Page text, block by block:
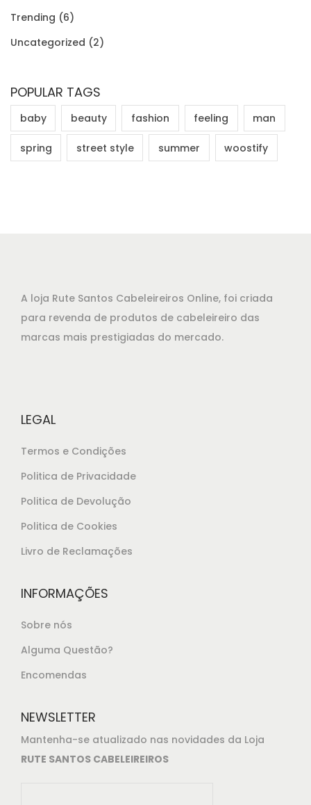
Trending (6)
Uncategorized (2)
POPULAR TAGS
baby beauty fashion feeling man
spring street style summer woostify
A loja Rute Santos Cabeleireiros Online, foi criada
para revenda de produtos de cabeleireiro das
marcas mais prestigiadas do mercado.
LEGAL
Termos e Condições
Politica de Privacidade
Politica de Devolução
Politica de Cookies
Livro de Reclamações
INFORMAÇÕES
Sobre nós
Alguma Questão?
Encomendas
NEWSLETTER
Mantenha-se atualizado nas novidades da Loja
RUTE SANTOS CABELEIREIROS